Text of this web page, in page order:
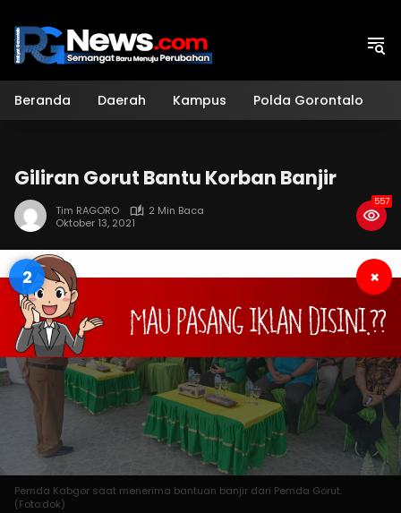
konten
Beranda Daerah Kampus Polda Gorontalo
Giliran Gorut Bantu Korban Banjir
Tim RAGORO
2 Min Baca
Oktober 13, 2021
557
1 ×
Pemda Kabgor saat menerima bantuan banjir dari Pemda Gorut.
(Foto:dok)